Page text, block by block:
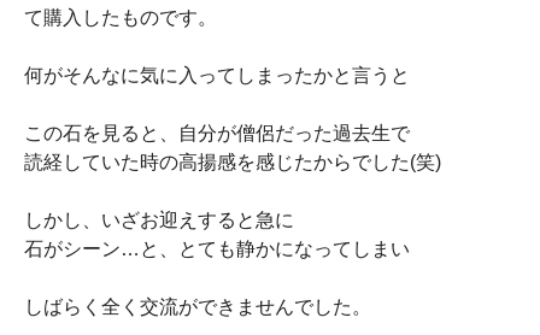
て購入したものです。
何がそんなに気に入ってしまったかと言うと
この石を見ると、自分が僧侶だった過去生で
読経していた時の高揚感を感じたからでした(笑)
しかし、いざお迎えすると急に
石がシーン…と、とても静かになってしまい
しばらく全く交流ができませんでした。